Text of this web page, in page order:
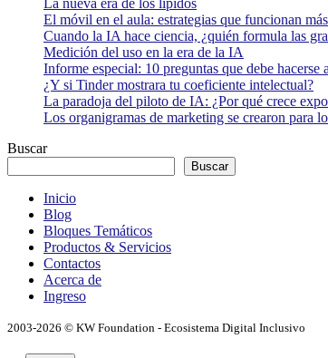
El móvil en el aula: estrategias que funcionan
Cuando la IA hace ciencia, ¿quién formula las
Medición del uso en la era de la IA
Informe especial: 10 preguntas que debe
¿Y si Tinder mostrara tu coeficiente intelectual?
La paradoja del piloto de IA: ¿Por qué crece
Los organigramas de marketing se crearon para
Buscar
Buscar
Inicio
Blog
Bloques Temáticos
Productos & Servicios
Contactos
Acerca de
Ingreso
2003-2026 © KW Foundation - Ecosistema Digital Inclusivo